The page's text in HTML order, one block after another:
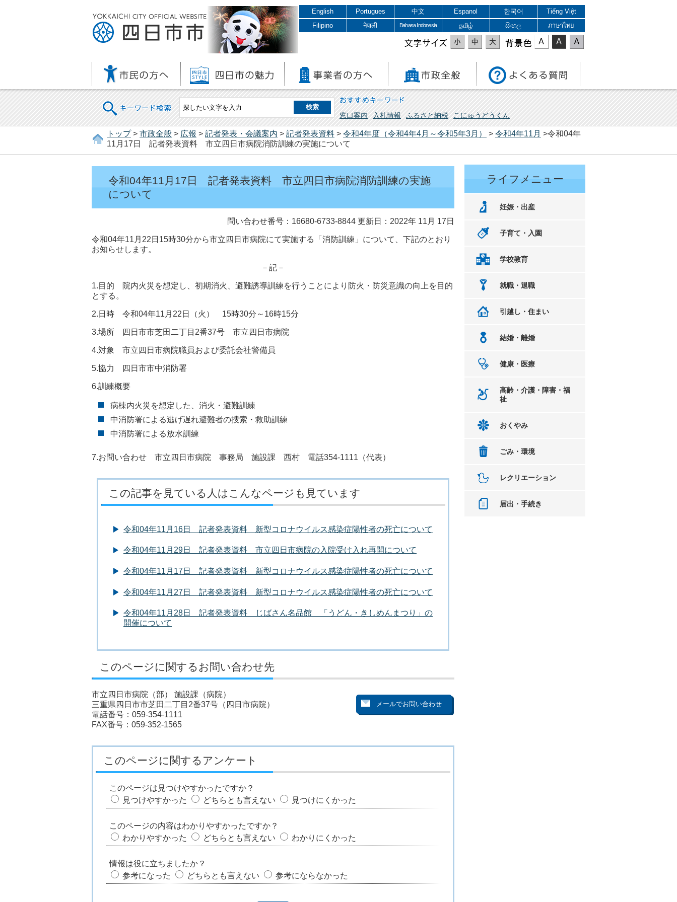
English Portugues 中文 Espanol 한국어
Tiếng Việt
Filipino
नेपाली Bahasa Indonesia தமிழ் සිංහල ภาษาไทย
文字サイズ 表示色
キーワード検索 おすすめキーワード
窓口案内 入札情報 ふるさと納税 こにゅうどうくん
トップ> 市政全般 > 広報 > 記者発表・会議案内 > 記者発表資料 > 令和4年度（令和4年4月～令和5年3月） > 令和4年11月 >令和04年
11月17日 記者発表資料 市立四日市病院消防訓練の実施について
令和04年11月17日 記者発表資料 市立四日市病院消防訓練の実施
について
問い合わせ番号：16680-6733-8844 更新日：2022年 11月 17日
令和04年11月22日15時30分から市立四日市病院にて実施する「消防訓練」について、下記のとおり
お知らせします。
－記－
1.目的 院内火災を想定し、初期消火、避難誘導訓練を行うことにより防火・防災意識の向上を目的
とする。
2.日時 令和04年11月22日（火） 15時30分～16時15分
3.場所 四日市市芝田二丁目2番37号 市立四日市病院
4.対象 市立四日市病院職員および委託会社警備員
5.協力 四日市市中消防署
6.訓練概要
病棟内火災を想定した、消火・避難訓練
中消防署による逃げ遅れ避難者の捜索・救助訓練
中消防署による放水訓練
7.お問い合わせ 市立四日市病院 事務局 施設課 西村 電話354-1111（代表）
この記事を見ている人はこんなページも見ています
令和04年11月16日 記者発表資料 新型コロナウイルス感染症陽性者の死亡について
令和04年11月29日 記者発表資料 市立四日市病院の入院受け入れ再開について
令和04年11月17日 記者発表資料 新型コロナウイルス感染症陽性者の死亡について
令和04年11月27日 記者発表資料 新型コロナウイルス感染症陽性者の死亡について
令和04年11月28日 記者発表資料 じばさん名品館 「うどん・きしめんまつり」の
開催について
このページに関するお問い合わせ先
市立四日市病院（部） 施設課（病院）
三重県四日市市芝田二丁目2番37号（四日市病院）
電話番号：059-354-1111
FAX番号：059-352-1565
このページに関するアンケート
このページは見つけやすかったですか？
見つけやすかった
どちらとも言えない 見つけにくかった
このページの内容はわかりやすかったですか？
わかりやすかった
どちらとも言えない わかりにくかった
情報は役に立ちましたか？
参考になった
どちらとも言えない 参考にならなかった
ライフメニュー
妊娠・出産
子育て・入園
学校教育
就職・退職
引越し・住まい
結婚・離婚
健康・医療
高齢・介護・障害・福
祉
おくやみ
ごみ・環境
レクリエーション
届出・手続き